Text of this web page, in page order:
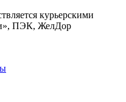
курьерскими
ПЭК, ЖелДор